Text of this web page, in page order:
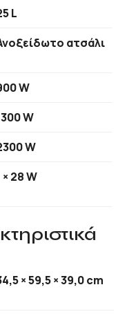
L
ατσάλι
W
W
W
× 28 W
× 59,5 × 39,0 cm